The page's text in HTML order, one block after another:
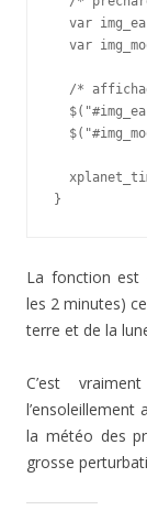
var
var
/*
}
La fonction est
les 2 minutes)
terre et de la
C’est
la météo des
grosse